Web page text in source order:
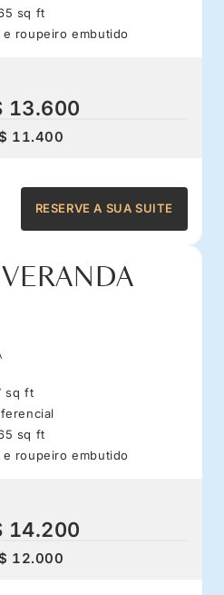
sq ft
e roupeiro embutido
13.600
11.400
RESERVE A SUA SUITE
sq ft
sq ft
e roupeiro embutido
14.200
12.000